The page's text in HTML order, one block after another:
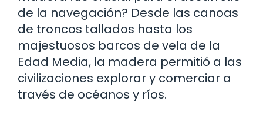
de la navegación? Desde las canoas
de troncos tallados hasta los
majestuosos barcos de vela de la
Edad Media, la madera permitió a las
civilizaciones explorar y comerciar a
través de océanos y ríos.